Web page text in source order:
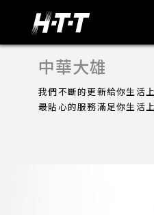
中華大雄
我們不斷的更新給你生活
最貼心的服務滿足你生活